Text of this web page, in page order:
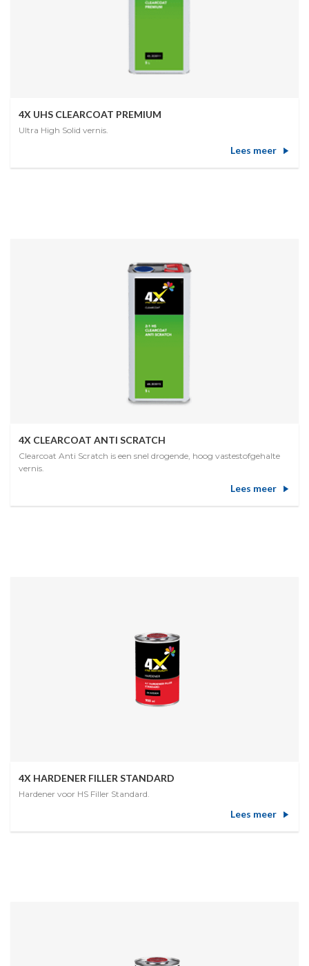
4X UHS CLEARCOAT PREMIUM
Ultra High Solid vernis.
Lees meer
4X CLEARCOAT ANTI SCRATCH
Clearcoat Anti Scratch is een snel drogende, hoog vastestofgehalte
vernis.
Lees meer
4X HARDENER FILLER STANDARD
Hardener voor HS Filler Standard.
Lees meer